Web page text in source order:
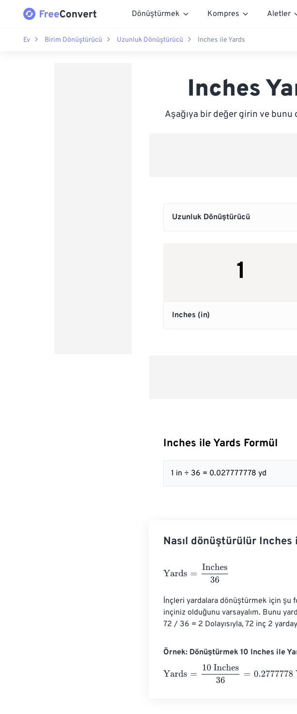
Dönüştürmek Kompres Aletler
Ev Birim Dönüştürücü Uzunluk Dönüştürücü Inches ile Yards
Inches
Aşağıya bir değer girin ve
Inches ile Yards Formül
1 in ÷ 36 = 0.027777778 yd
Nasıl dönüştürülür Inches
Yards Inches36
İnçleri yardalara dönüştürmek için şu
inçiniz olduğunu varsayalım. Bunu
72 / 36 = 2 Dolayısıyla, 72 inç 2
Örnek: Dönüştürmek 10 Inches ile
Yards
10 Inches36=0.2777778 Yards